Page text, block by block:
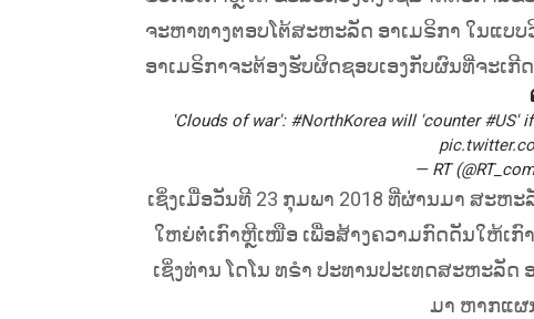
ຈະຫາທາງຕອບໂຕ້ສະຫະລັດ ອາເມຣິກາ ໃນແບ
ອາເມຣິກາຈະຕ້ອງຮັບຜິດຊອບເອງກັບຜົນທີ່ຈະເກີ
'Clouds of war': #NorthKoreawill 'counter#US'
— RT
ເຊິ່ງເມື່ອວັນທີ 23 ກຸມພາ 2018 ທີ່ຜ່ານມາ ສະຫ
ໃຫຍ່ຕໍ່ເກົາຫຼີເໜືອ ເພື່ອສ້າງຄວາມກົດດັນໃຫ້ເ
ເຊິ່ງທ່ານ ໂດໂນ ທຣຳ ປະທານປະເທດສະຫະລັ
ມາ ຫາກແຜ